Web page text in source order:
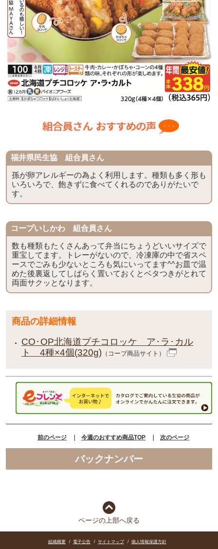
福井県民生協 組合員さん
孫が卵アレルギーの為よく利用します。種類も多く形も
いろいろで、飽きずに食べてくれるのでありがたいで
す。
コープいしかわ 組合員さん
数も種類もたくさんあって弁当にちょうどいいサイズで
重宝してます。トレーがないので、冷凍庫の中で省スペ
ースでごみも少ないところも気にいってます^^お皿で温
めた後裏返してしばらく置いておくとベタつきがとれて
両面サクッとなります。
商品の詳細情報
CO･OP北海道プチコロッケ ア･ラ･カル
ト 4種×4個(320g) （コープ商品サイト）
前のページ ｜ 今週のおすすめ商品TOP ｜ 次のページ
バックナンバー
ページの上部へ戻る
組織概要 / 電子公告 / サイトマップ / 個人情報保護方針